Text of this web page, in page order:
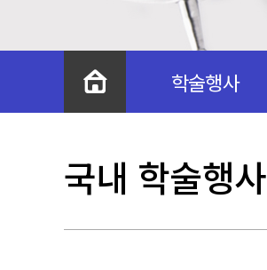
학술행사
국내 학술행사